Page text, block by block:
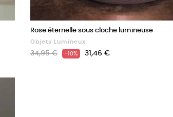
Rose éternelle sous cloche lumineuse
Objets Lumineux
Prix
34,95 € -10% Prix
31,46 €